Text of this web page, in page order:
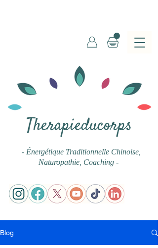
Therapieducorps
- Énergétique Traditionnelle Chinoise
Naturopathie, Coaching -
Blog